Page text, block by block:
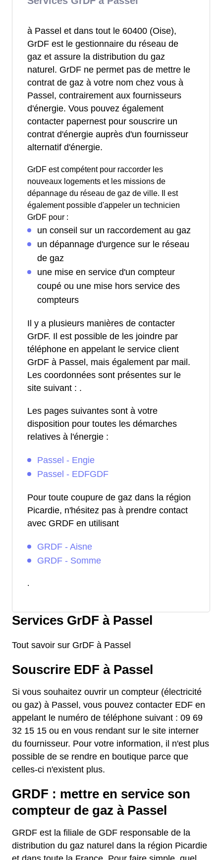
à Passel et dans tout le 60400 (Oise),
GrDF est le gestionnaire du réseau de
gaz et assure la distribution du gaz
naturel. GrDF ne permet pas de mettre le
contrat de gaz à votre nom chez vous à
Passel, contrairement aux fournisseurs
d'énergie. Vous pouvez également
contacter papernest pour souscrire un
contrat d'énergie auprès d'un fournisseur
alternatif d'énergie.
GrDF est compétent pour raccorder les
nouveaux logements et les missions de
dépannage du réseau de gaz de ville. Il est
également possible d'appeler un technicien
GrDF pour :
un conseil sur un raccordement au gaz
un dépannage d'urgence sur le réseau
de gaz
une mise en service d'un compteur
coupé ou une mise hors service des
compteurs
Il y a plusieurs manières de contacter
GrDF. Il est possible de les joindre par
téléphone en appelant le service client
GrDF à Passel, mais également par mail.
Les coordonnées sont présentes sur le
site suivant : .
Les pages suivantes sont à votre
disposition pour toutes les démarches
relatives à l'énergie :
Passel - Engie
Passel - EDFGDF
Pour toute coupure de gaz dans la région
Picardie, n'hésitez pas à prendre contact
avec GRDF en utilisant
GRDF - Aisne
GRDF - Somme
.
Services GrDF à Passel
Tout savoir sur GrDF à Passel
Souscrire EDF à Passel
Si vous souhaitez ouvrir un compteur (électricité
ou gaz) à Passel, vous pouvez contacter EDF en
appelant le numéro de téléphone suivant : 09 69
32 15 15 ou en vous rendant sur le site interner
du fournisseur. Pour votre information, il n'est plus
possible de se rendre en boutique parce que
celles-ci n'existent plus.
GRDF : mettre en service son
compteur de gaz à Passel
GRDF est la filiale de GDF responsable de la
distribution du gaz naturel dans la région Picardie